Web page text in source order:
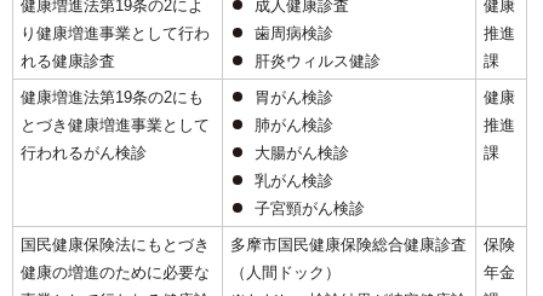
健康増進法第19条の2によ
り健康増進事業として行わ
れる健康診査
成人健康診査
歯周病検診
肝炎ウィルス健診
健康
推進
課
健康増進法第19条の2にも
とづき健康増進事業として
行われるがん検診
胃がん検診
肺がん検診
大腸がん検診
乳がん検診
子宮頸がん検診
健康
推進
課
国民健康保険法にもとづき
健康の増進のために必要な
多摩市国民健康保険総合健康診査
（人間ドック）
保険
年金